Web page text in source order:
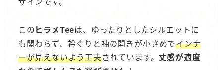
このヒラメTeeは、ゆったりとしたシルエットに
も関わらず、衿ぐりと袖の開きが小さめでインナ
ーが見えないよう工夫されています。 丈感が適度